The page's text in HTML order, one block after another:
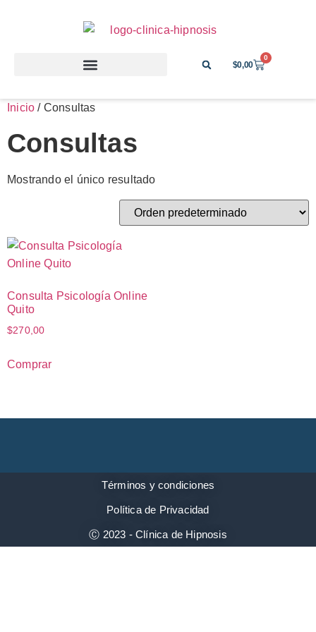
$0,00
0
Inicio / Consultas
Consultas
Mostrando el único resultado
Consulta Psicología Online
Quito
$270,00
Comprar
Términos y condiciones
Política de Privacidad
Ⓒ 2023 - Clínica de Hipnosis